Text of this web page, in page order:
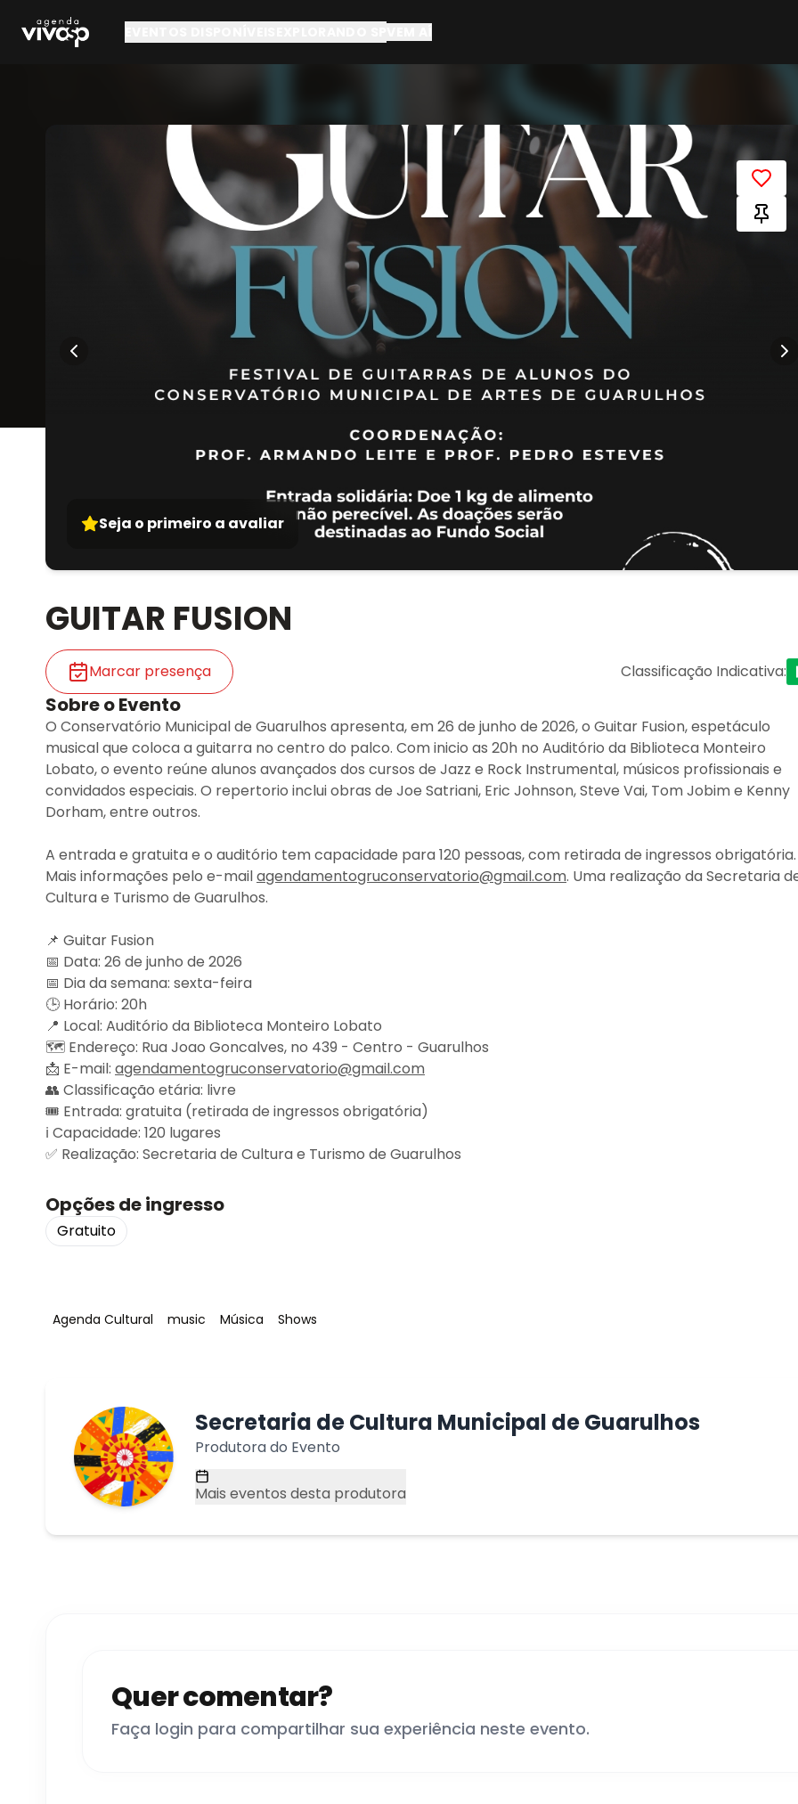
Seja o primeiro a avaliar
GUITAR FUSION
Marcar presença Classificação Indicativa:
Sobre o Evento
O Conservatório Municipal de Guarulhos apresenta, em 26 de junho de 2026, o Guitar Fusion, espetáculo
musical que coloca a guitarra no centro do palco. Com inicio as 20h no Auditório da Biblioteca Monteiro
Lobato, o evento reúne alunos avançados dos cursos de Jazz e Rock Instrumental, músicos profissionais e
convidados especiais. O repertorio inclui obras de Joe Satriani, Eric Johnson, Steve Vai, Tom Jobim e Kenny
Dorham, entre outros.
A entrada e gratuita e o auditório tem capacidade para 120 pessoas, com retirada de ingressos obrigatória.
Mais informações pelo e-mailagendamentogruconservatorio@gmail.com. Uma realização da Secretaria
Cultura e Turismo de Guarulhos.
📌 Guitar Fusion
📅 Data: 26 de junho de 2026
📅 Dia da semana: sexta-feira
🕒 Horário: 20h
📍 Local: Auditório da Biblioteca Monteiro Lobato
🗺️ Endereço: Rua Joao Goncalves, no 439 - Centro - Guarulhos
📩 E-mail: agendamentogruconservatorio@gmail.com
👥 Classificação etária: livre
🎟️ Entrada: gratuita (retirada de ingressos obrigatória)
ℹ️ Capacidade: 120 lugares
✅ Realização: Secretaria de Cultura e Turismo de Guarulhos
Opções de ingresso
Gratuito
Tag:
Agenda Cultural Tag:
music Tag:
Música Tag:
Shows
Secretaria de Cultura Municipal de Guarulhos
Produtora do Evento
Mais eventos desta produtora
Quer comentar?
Faça login para compartilhar sua experiência neste evento.